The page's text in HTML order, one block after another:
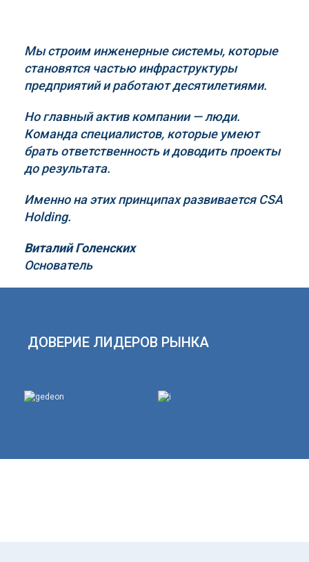
Мы строим инженерные системы, которые
становятся частью инфраструктуры
предприятий и работают десятилетиями.
Но главный актив компании — люди.
Команда специалистов, которые умеют
брать ответственность и доводить проекты
до результата.
Именно на этих принципах развивается CSA
Holding.
Виталий Голенских
Основатель
ДОВЕРИЕ ЛИДЕРОВ РЫНКА